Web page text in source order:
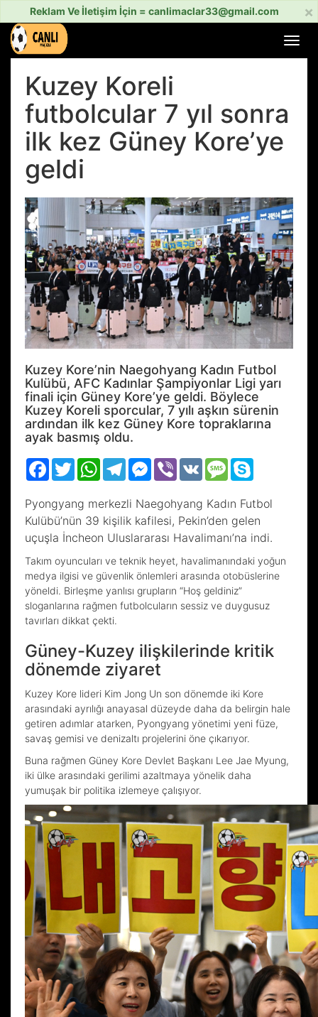
×
Reklam Ve İletişim İçin = canlimaclar33@gmail.com
aç
Kuzey Koreli
futbolcular 7 yıl sonra
ilk kez Güney Kore’ye
geldi
Kuzey Kore’nin Naegohyang Kadın Futbol
Kulübü, AFC Kadınlar Şampiyonlar Ligi yarı
finali için Güney Kore’ye geldi. Böylece
Kuzey Koreli sporcular, 7 yılı aşkın sürenin
ardından ilk kez Güney Kore topraklarına
ayak basmış oldu.
Facebook
TwitterWhatsAppTelegramMessenger
Viber VK Message
Pyongyang merkezli Naegohyang Kadın Futbol
Kulübü’nün 39 kişilik kafilesi, Pekin’den gelen
uçuşla İncheon Uluslararası Havalimanı’na indi.
Takım oyuncuları ve teknik heyet, havalimanındaki yoğun
medya ilgisi ve güvenlik önlemleri arasında otobüslerine
yöneldi. Birleşme yanlısı grupların “Hoş geldiniz”
sloganlarına rağmen futbolcuların sessiz ve duygusuz
tavırları dikkat çekti.
Güney-Kuzey ilişkilerinde kritik
dönemde ziyaret
Kuzey Kore lideri Kim Jong Un son dönemde iki Kore
arasındaki ayrılığı anayasal düzeyde daha da belirgin hale
getiren adımlar atarken, Pyongyang yönetimi yeni füze,
savaş gemisi ve denizaltı projelerini öne çıkarıyor.
Buna rağmen Güney Kore Devlet Başkanı Lee Jae Myung,
iki ülke arasındaki gerilimi azaltmaya yönelik daha
yumuşak bir politika izlemeye çalışıyor.